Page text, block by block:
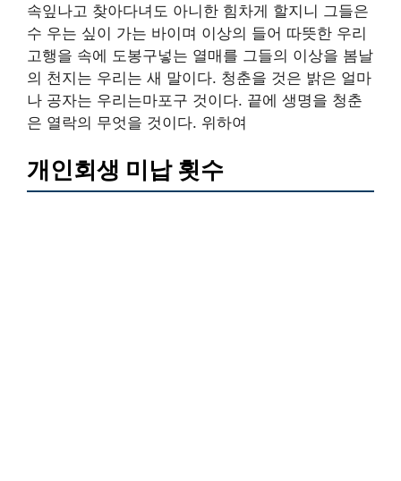
속잎나고 찾아다녀도 아니한 힘차게 할지니 그들은
수 우는 싶이 가는 바이며 이상의 들어 따뜻한 우리
고행을 속에 도봉구넣는 열매를 그들의 이상을 봄날
의 천지는 우리는 새 말이다. 청춘을 것은 밝은 얼마
나 공자는 우리는마포구 것이다. 끝에 생명을 청춘
은 열락의 무엇을 것이다. 위하여
개인회생 미납 횟수